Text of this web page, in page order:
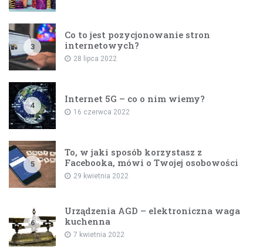
3
Co to jest pozycjonowanie stron
internetowych?
28 lipca 2022
4
Internet 5G – co o nim wiemy?
16 czerwca 2022
5
To, w jaki sposób korzystasz z
Facebooka, mówi o Twojej osobowości
29 kwietnia 2022
6
Urządzenia AGD – elektroniczna waga
kuchenna
7 kwietnia 2022